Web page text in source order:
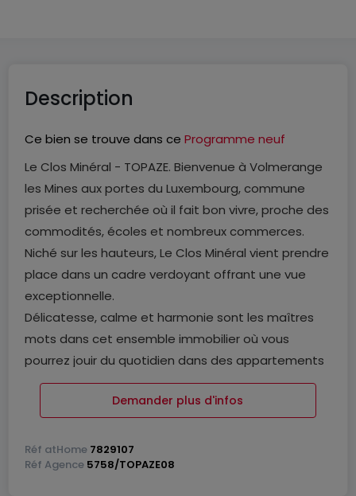
Description
Ce bien se trouve dans ce Programme neuf
Le Clos Minéral - TOPAZE. Bienvenue à Volmerange
les Mines aux portes du Luxembourg, commune
prisée et recherchée où il fait bon vivre, proche des
commodités, écoles et nombreux commerces.
Niché sur les hauteurs, Le Clos Minéral vient prendre
place dans un cadre verdoyant offrant une vue
exceptionnelle.
Délicatesse, calme et harmonie sont les maîtres
mots dans cet ensemble immobilier où vous
pourrez jouir du quotidien dans des appartements
baignés de lumière naturelle, des maisons de ville
ou des maisons individuelles.
et des matériaux de haute facture. Sa beauté est
éclatante et se révèle à chaque instant, chaque
Demander plus d'infos
Réf atHome 7829107
Réf Agence 5758/TOPAZE08